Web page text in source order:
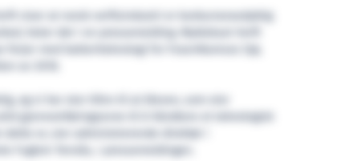
viser at norsk verftsindustri er konkurransedyktig
heter det i en pressemelding. Myklebust Verft
ferjer med batteriteknologi for FosenNamsos Sjø,
og vi har stor tiltro til at Kleven, som eier
gjennomføringsevne til å håndtere et teknologisk
dette er, sier administrerende direktør i
Fuglem Tennås, i pressemeldingen.